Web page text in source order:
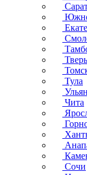
Тверь
Тула
Чита
Сочи